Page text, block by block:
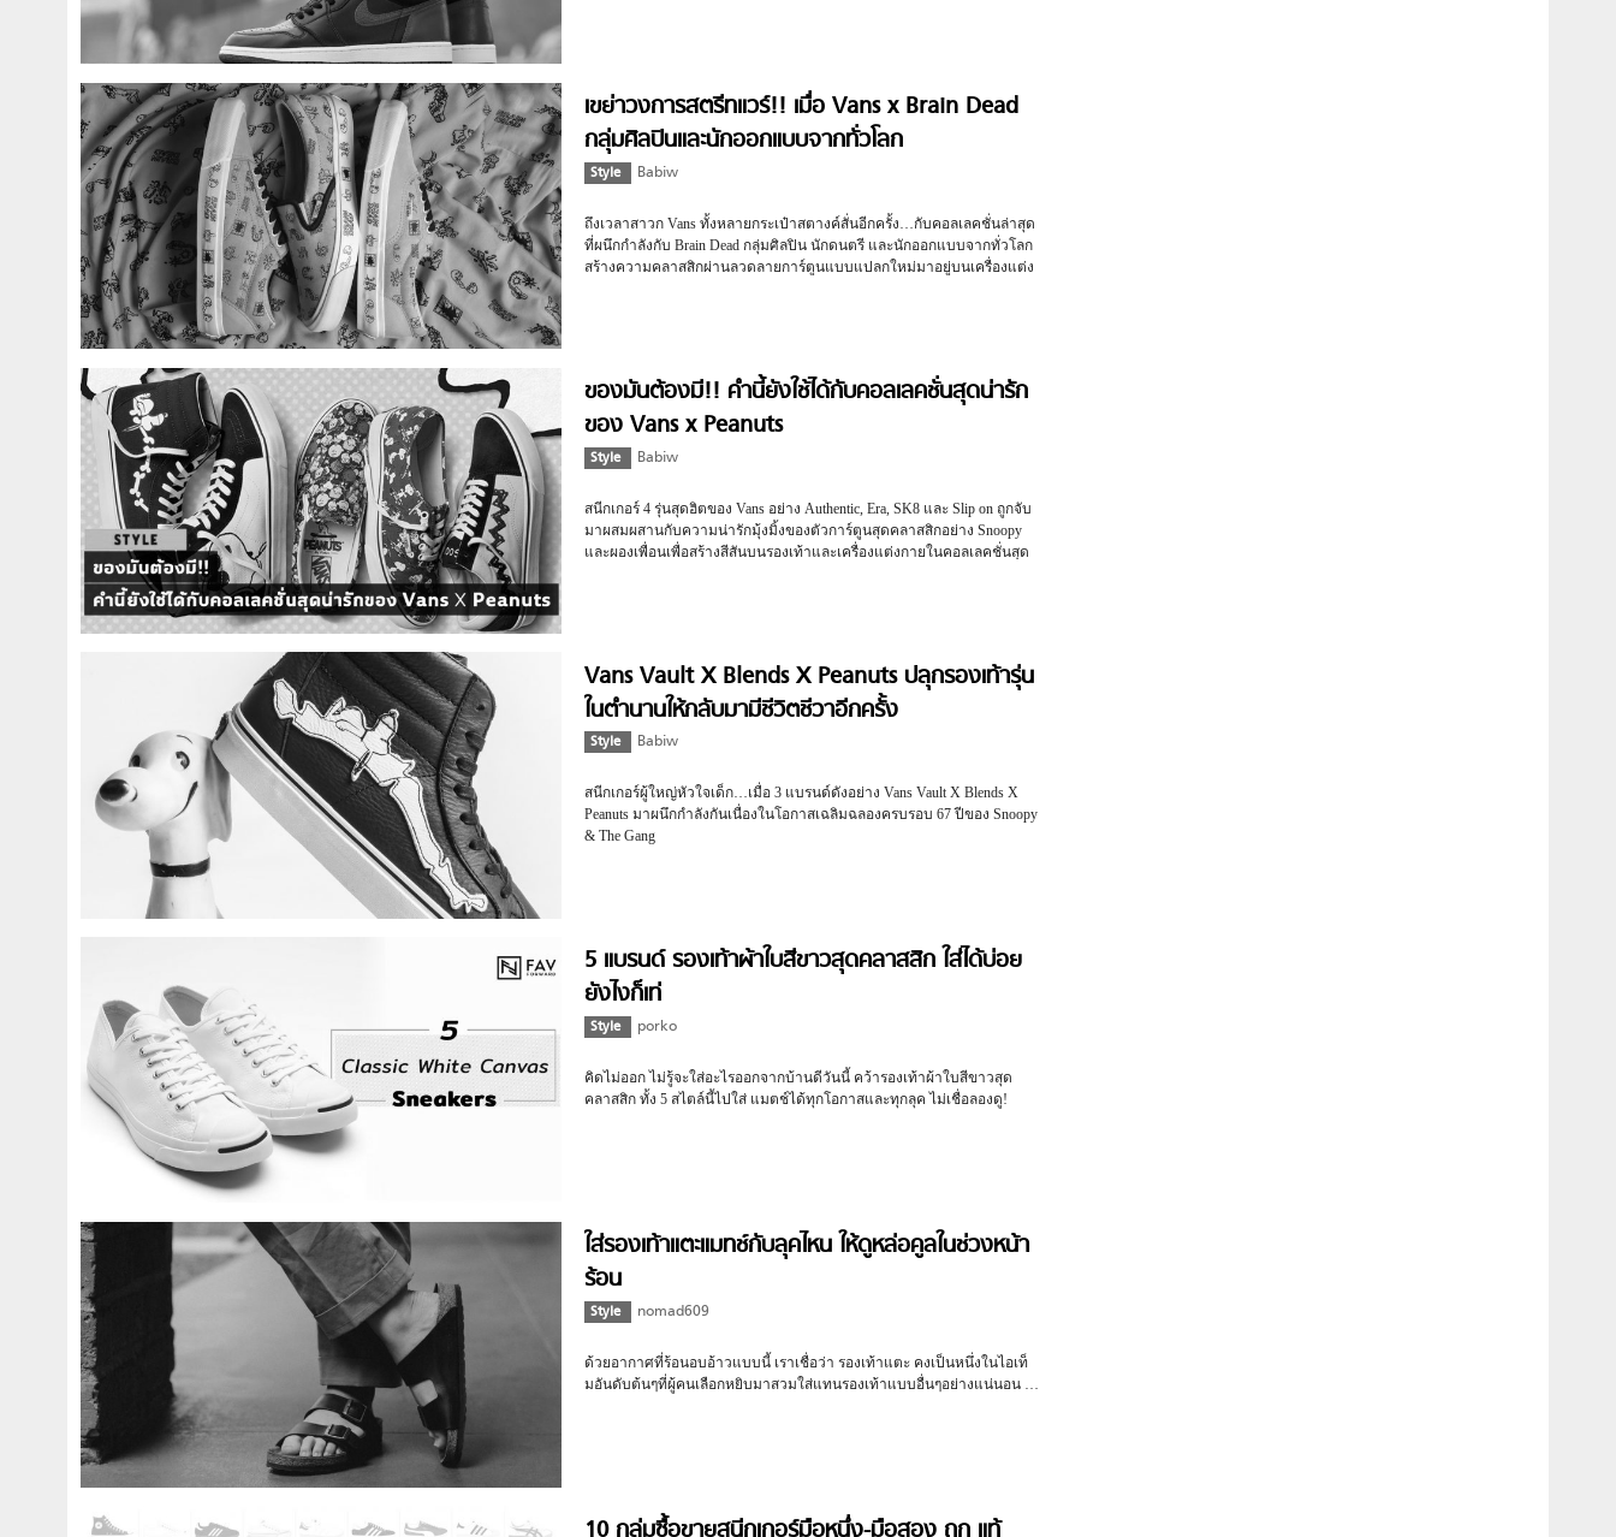
เขย่าวงการสตรีทแวร์!! เมื่อ Vans x Brain Dead
กลุ่มศิลปินและนักออกแบบจากทั่วโลก
Style Babiw
ถึงเวลาสาวก Vans ทั้งหลายกระเป๋าสตางค์สั่นอีกครั้ง…กับคอลเลคชั่นล่าสุด
ที่ผนึกกำลังกับ Brain Dead กลุ่มศิลปิน นักดนตรี และนักออกแบบจากทั่วโลก
สร้างความคลาสสิกผ่านลวดลายการ์ตูนแบบแปลกใหม่มาอยู่บนเครื่องแต่ง
ของมันต้องมี!! คำนี้ยังใช้ได้กับคอลเลคชั่นสุดน่ารัก
ของ Vans x Peanuts
Style Babiw
สนีกเกอร์ 4 รุ่นสุดฮิตของ Vans อย่าง Authentic, Era, SK8 และ Slip on ถูกจับ
มาผสมผสานกับความน่ารักมุ้งมิ้งของตัวการ์ตูนสุดคลาสสิกอย่าง Snoopy
และผองเพื่อนเพื่อสร้างสีสันบนรองเท้าและเครื่องแต่งกายในคอลเลคชั่นสุด
Vans Vault X Blends X Peanuts ปลุกรองเท้ารุ่น
ในตำนานให้กลับมามีชีวิตชีวาอีกครั้ง
Style Babiw
สนีกเกอร์ผู้ใหญ่หัวใจเด็ก…เมื่อ 3 แบรนด์ดังอย่าง Vans Vault X Blends X
Peanuts มาผนึกกำลังกันเนื่องในโอกาสเฉลิมฉลองครบรอบ 67 ปีของ Snoopy
& The Gang
5 แบรนด์ รองเท้าผ้าใบสีขาวสุดคลาสสิก ใส่ได้บ่อย
ยังไงก็เท่
Style porko
คิดไม่ออก ไม่รู้จะใส่อะไรออกจากบ้านดีวันนี้ คว้ารองเท้าผ้าใบสีขาวสุด
คลาสสิก ทั้ง 5 สไตล์นี้ไปใส่ แมตช์ได้ทุกโอกาสและทุกลุค ไม่เชื่อลองดู!
ใส่รองเท้าแตะแมทช์กับลุคไหน ให้ดูหล่อคูลในช่วงหน้า
ร้อน
Style nomad609
ด้วยอากาศที่ร้อนอบอ้าวแบบนี้ เราเชื่อว่า รองเท้าแตะ คงเป็นหนึ่งในไอเท็
มอันดับต้นๆที่ผู้คนเลือกหยิบมาสวมใส่แทนรองเท้าแบบอื่นๆอย่างแน่นอน …